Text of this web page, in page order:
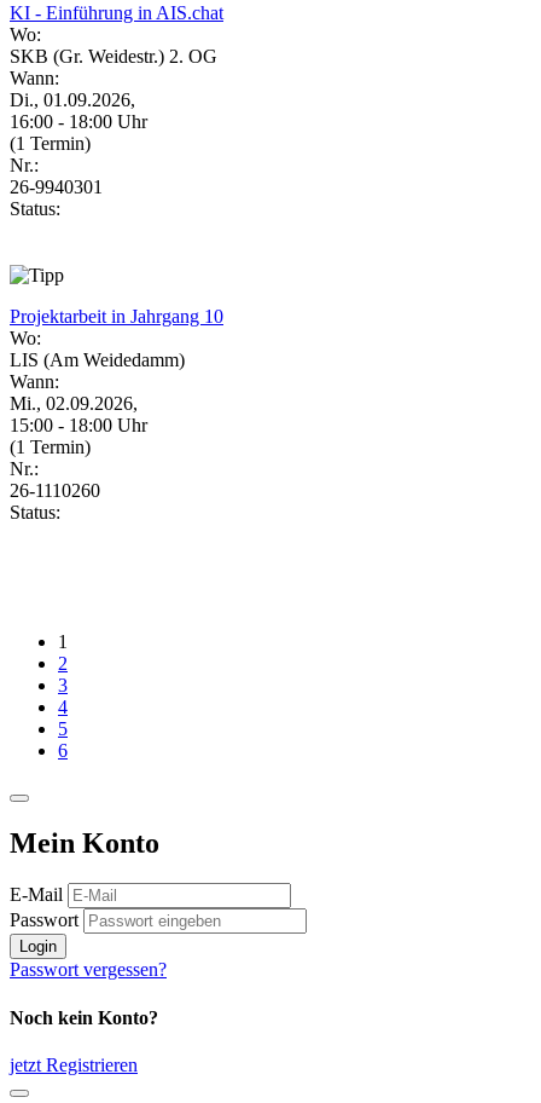
KI - Einführung in AIS.chat
Wo:
SKB (Gr. Weidestr.) 2. OG
Wann:
Di., 01.09.2026,
16:00 - 18:00 Uhr
(1 Termin)
Nr.:
26-9940301
Status:
Projektarbeit in Jahrgang 10
Wo:
LIS (Am Weidedamm)
Wann:
Mi., 02.09.2026,
15:00 - 18:00 Uhr
(1 Termin)
Nr.:
26-1110260
Status:
1
2
3
4
5
6
Mein Konto
E-Mail
Passwort
Login
Passwort vergessen?
Noch kein Konto?
jetzt Registrieren